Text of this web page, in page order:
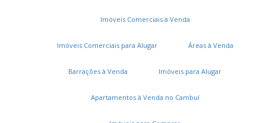
Imóveis Comerciais à Venda
Imóveis Comerciais para Alugar Áreas à Venda
Barrações à Venda Imóveis para Alugar
Apartamentos à Venda no Cambuí
Serviços
Cadastros e Propostas